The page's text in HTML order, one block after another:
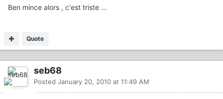
Ben mince alors , c'est triste ...
Quote
seb68
Posted January 20, 2010 at 11:49 AM